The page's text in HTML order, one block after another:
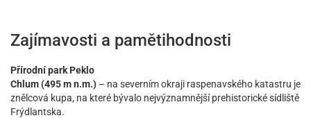
Zajímavosti a pamětihodnosti
Přírodní park Peklo
Chlum (495 m n.m.) – na severním okraji raspenavského katastru je
znělcová kupa, na které bývalo nejvýznamnější prehistorické sídliště
Frýdlantska.